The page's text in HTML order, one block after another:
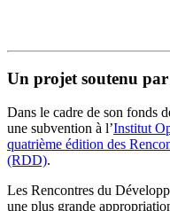
Un projet soutenu par
Dans le cadre de son fonds
une subvention à l’Institut
quatrième édition des
(RDD).
Les Rencontres du
une plus grande